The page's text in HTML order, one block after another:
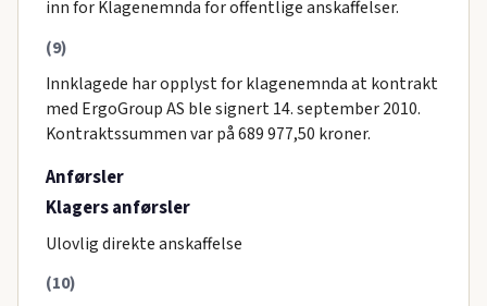
inn for Klagenemnda for offentlige anskaffelser.
(9)
Innklagede har opplyst for klagenemnda at kontrakt
med ErgoGroup AS ble signert 14. september 2010.
Kontraktssummen var på 689 977,50 kroner.
Anførsler
Klagers anførsler
Ulovlig direkte anskaffelse
(10)